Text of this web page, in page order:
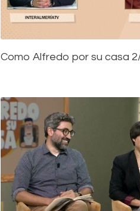
Como Alfredo por su casa